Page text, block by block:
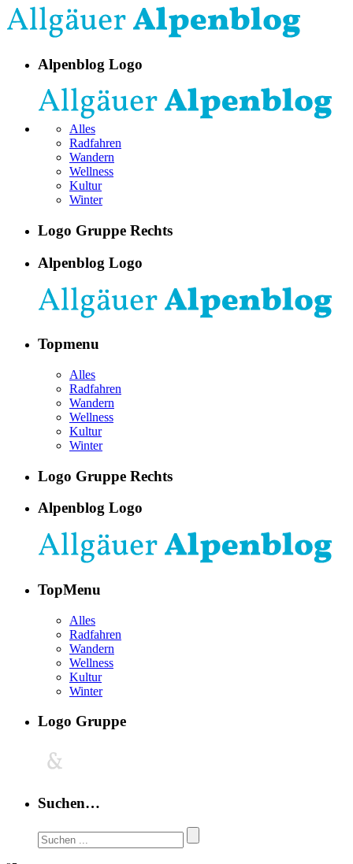
Alpenblog Logo
Alles
Radfahren
Wandern
Wellness
Kultur
Winter
Logo Gruppe Rechts
Alpenblog Logo
Topmenu
Alles
Radfahren
Wandern
Wellness
Kultur
Winter
Logo Gruppe Rechts
Alpenblog Logo
TopMenu
Alles
Radfahren
Wandern
Wellness
Kultur
Winter
Logo Gruppe
Suchen…